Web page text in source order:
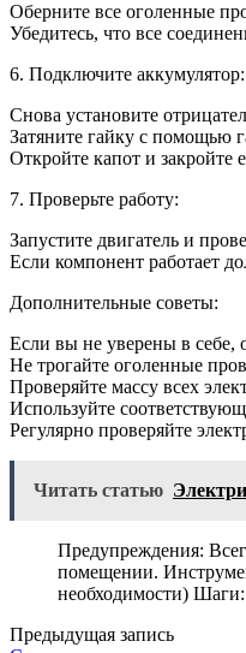
Оберните все оголенные
Убедитесь, что все
6. Подключите аккумулятор:
Снова установите
Затяните гайку с помощью
Откройте капот и закройте
7. Проверьте работу:
Запустите двигатель и
Если компонент работает
Дополнительные советы:
Если вы не уверены в себе,
Не трогайте оголенные
Проверяйте массу всех
Используйте
Регулярно проверяйте
Читать статью
Предупреждения:
помещении.
необходимости)
Предыдущая запись